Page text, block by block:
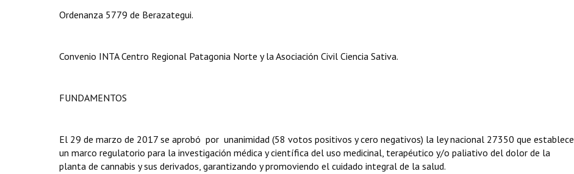
Ordenanza 5779 de Berazategui.
Convenio INTA Centro Regional Patagonia Norte y la Asociación Civil Ciencia Sativa.
FUNDAMENTOS
El 29 de marzo de 2017 se aprobó por unanimidad (58 votos positivos y cero negativos) la ley nacional 27350 que establece
un marco regulatorio para la investigación médica y científica del uso medicinal, terapéutico y/o paliativo del dolor de la
planta de cannabis y sus derivados, garantizando y promoviendo el cuidado integral de la salud.